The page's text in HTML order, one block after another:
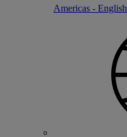
Americas - English